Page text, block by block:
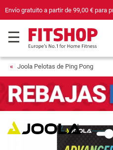
Envío gratuito a partir de 99,00 €para
Joola Pelotas de Ping Pong